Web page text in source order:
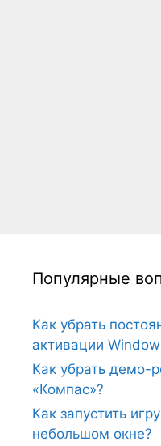
Популярные
Как убрать
активации
Как убрать демо-
«Компас»?
Как запустить
небольшом окне?